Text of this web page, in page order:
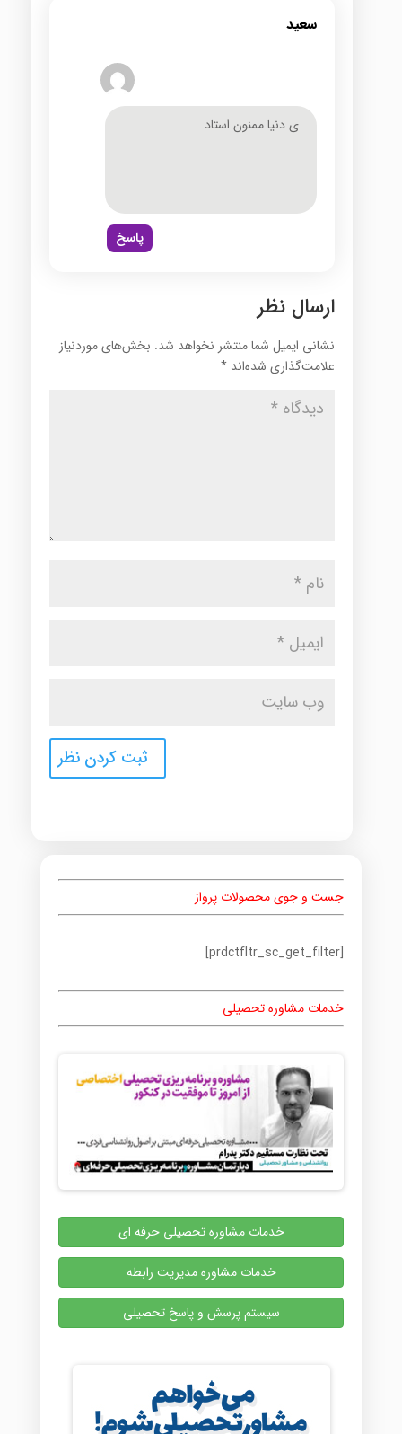
سعید
ی دنیا ممنون استاد
پاسخ
ارسال نظر
نشانی ایمیل شما منتشر نخواهد شد. بخش‌های موردنیاز
علامت‌گذاری شده‌اند *
جست و جوی محصولات پرواز
[prdctfltr_sc_get_filter]
خدمات مشاوره تحصیلی
خدمات مشاوره تحصیلی حرفه ای
خدمات مشاوره مدیریت رابطه
سیستم پرسش و پاسخ تحصیلی